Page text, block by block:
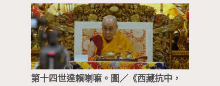
第十四世達賴喇嘛。圖／《西藏抗中，